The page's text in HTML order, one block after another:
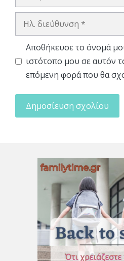
Ηλ.
Αποθήκευσε το όνομά
ιστότοπο μου σε αυτόν
επόμενη φορά που θα